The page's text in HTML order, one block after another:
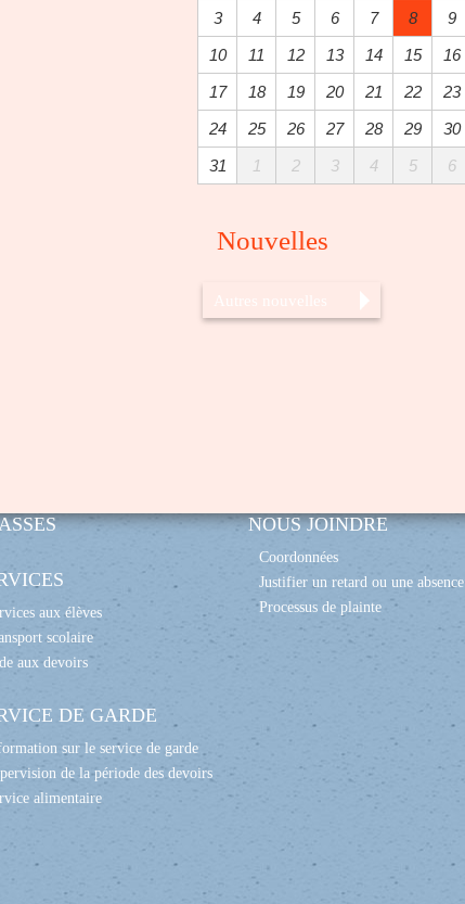
3
4 5 6 7 8
9
10
11 12 13 14 15
16
17
18 19 20 21 22
23
24
25 26 27 28 29
30
31
1 2 3 4 5 6
Nouvelles
Autres nouvelles
aux élèves
scolaire
aux devoirs
DE GARDE
sur le service de garde
de la période des devoirs
alimentaire
NOUS JOINDRE
Coordonnées
Justifier un retard ou une absence
Processus de plainte